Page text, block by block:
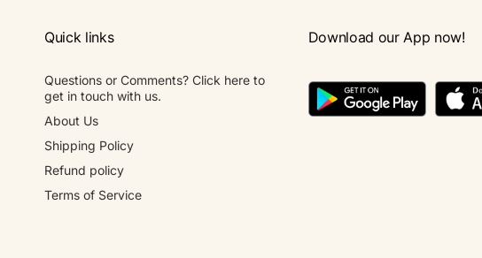
Quick links
Questions or Comments? Click here to
get in touch with us.
About Us
Shipping Policy
Refund policy
Terms of Service
Download our App now!